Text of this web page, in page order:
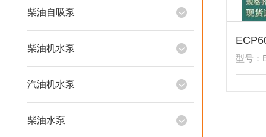
柴油自吸泵
柴油机水泵
汽油机水泵
柴油水泵
型号：